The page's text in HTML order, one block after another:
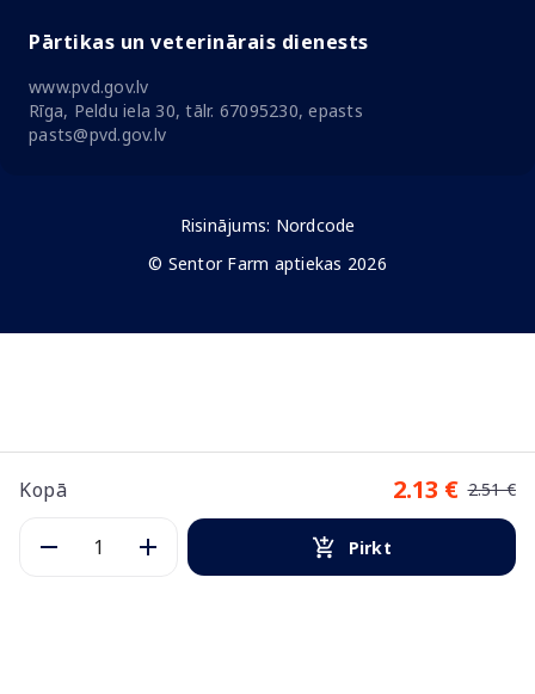
Kopā 2.13 € 2.51 €
Pirkt
Pārtikas un veterinārais dienests
www.pvd.gov.lv
Rīga, Peldu iela 30, tālr. 67095230, epasts
pasts@pvd.gov.lv
Risinājums: Nordcode
© Sentor Farm aptiekas 2026